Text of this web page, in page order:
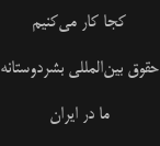
کجا کار می‌کنیم
حقوق بین‌المللی بشردوستانه
ما در ایران